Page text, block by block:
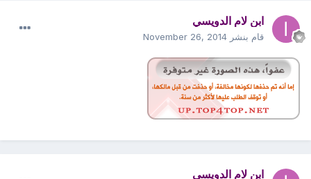
ابن لام الدويسي
قام بنشر November 26, 2014
ابن لام الدويسي